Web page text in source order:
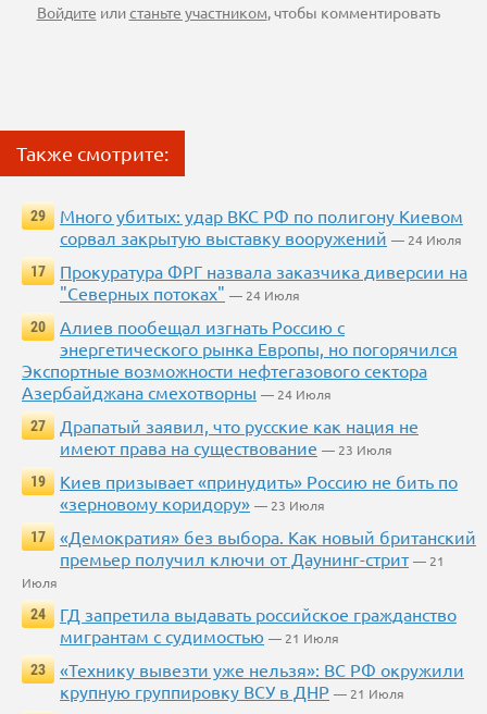
Войдите илистаньте участником , чтобы комментировать
Также смотрите:
29
Много убитых: удар ВКС РФ по полигону Киевом
сорвал закрытую выставку вооружений — 24 Июля
17
Прокуратура ФРГ назвала заказчика диверсии на
"Северных потоках" — 24 Июля
20
Алиев пообещал изгнать Россию с
энергетического рынка Европы, но погорячился
Экспортные возможности нефтегазового сектора
Азербайджана смехотворны — 24 Июля
27
Драпатый заявил, что русские как нация не
имеют права на существование — 23 Июля
19
Киев призывает «принудить» Россию не бить по
«зерновому коридору» — 23 Июля
17
«Демократия» без выбора. Как новый британский
премьер получил ключи от Даунинг-стрит — 21
Июля
24
ГД запретила выдавать российское гражданство
мигрантам с судимостью — 21 Июля
23
«Технику вывезти уже нельзя»: ВС РФ окружили
крупную группировку ВСУ в ДНР — 21 Июля